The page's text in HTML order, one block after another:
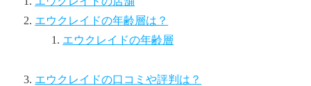
エウクレイドの年齢層は？
エウクレイドの年齢層
エウクレイドの口コミや評判は？